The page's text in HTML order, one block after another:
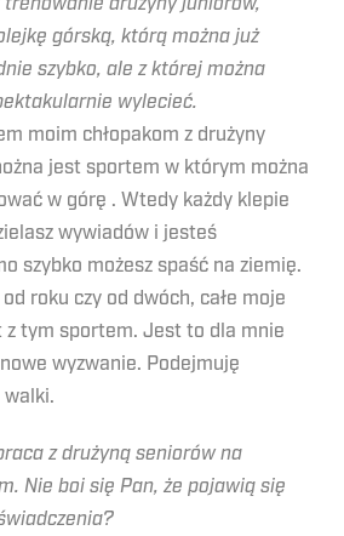
górską, którą można już
szybko, ale z której można
wylecieć.
moim chłopakom z drużyny
jest sportem w którym można
w górę . Wtedy każdy klepie
wywiadów i jesteś
szybko możesz spaść na ziemię.
roku czy od dwóch, całe moje
z tym sportem. Jest to dla mnie
wyzwanie. Podejmuję
z drużyną seniorów na
Nie boi się Pan, że pojawią się